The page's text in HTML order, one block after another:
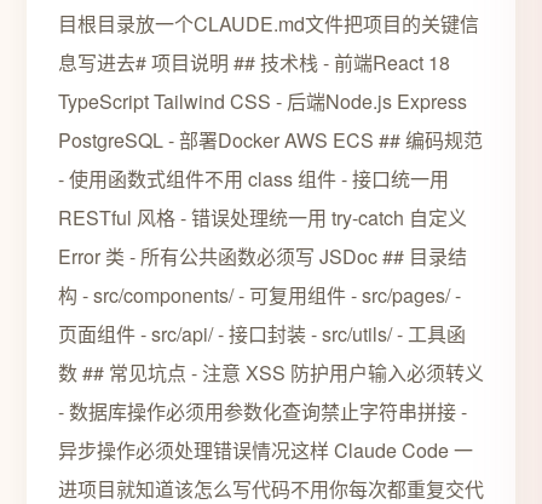
目根目录放一个CLAUDE.md文件把项目的关键信
息写进去# 项目说明 ## 技术栈 - 前端React 18
TypeScript Tailwind CSS - 后端Node.js Express
PostgreSQL - 部署Docker AWS ECS ## 编码规范
- 使用函数式组件不用 class 组件 - 接口统一用
RESTful 风格 - 错误处理统一用 try-catch 自定义
Error 类 - 所有公共函数必须写 JSDoc ## 目录结
构 - src/components/ - 可复用组件 - src/pages/ -
页面组件 - src/api/ - 接口封装 - src/utils/ - 工具函
数 ## 常见坑点 - 注意 XSS 防护用户输入必须转义
- 数据库操作必须用参数化查询禁止字符串拼接 -
异步操作必须处理错误情况这样 Claude Code 一
进项目就知道该怎么写代码不用你每次都重复交代